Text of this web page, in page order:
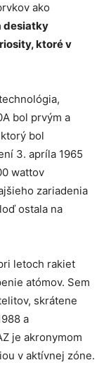
ako
desiatky
ktoré v
bol prvým a
bol
3. apríla 1965
wattov
zariadenia
ostala na
letoch rakiet
atómov. Sem
skrátene
a
je akronymom
v aktívnej zóne.